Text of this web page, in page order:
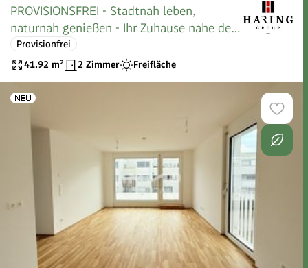
PROVISIONSFREI - Stadtnah leben,
naturnah genießen - Ihr Zuhause nahe der
Alten Donau
Provisionfrei
41.92 m² 2 Zimmer Freifläche